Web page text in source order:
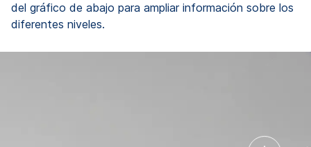
del gráfico de abajo para ampliar información sobre los
diferentes niveles.